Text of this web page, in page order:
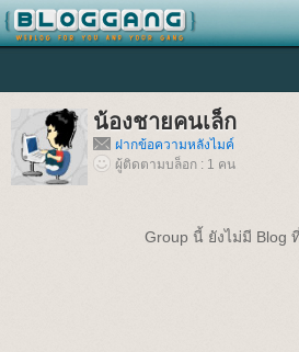
น้องชายคนเล็ก
ฝากข้อความหลังไมค์
ผู้ติดตามบล็อก : 1 คน
Group นี้ ยังไม่มี Blog